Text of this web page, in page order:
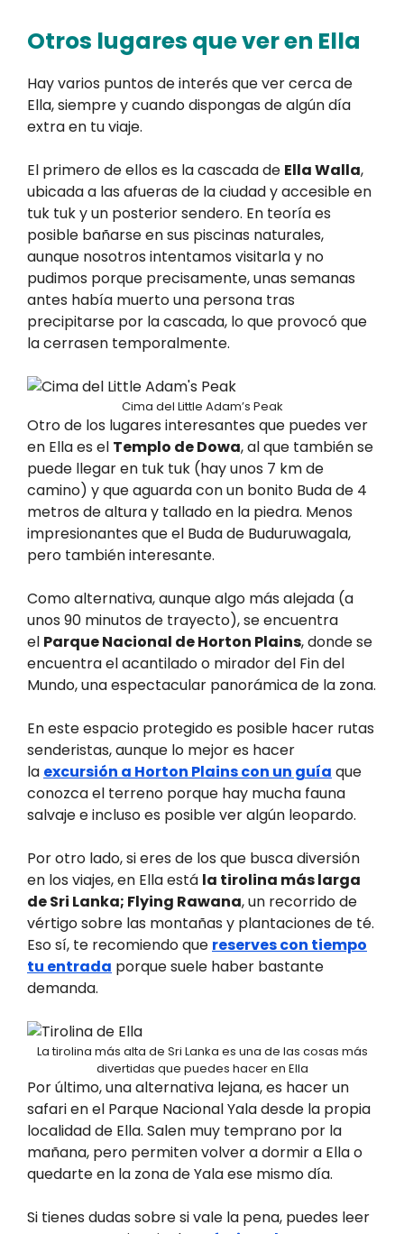
Otros lugares que ver en Ella
Hay varios puntos de interés que ver cerca de
Ella, siempre y cuando dispongas de algún día
extra en tu viaje.
El primero de ellos es la cascada de Ella Walla,
ubicada a las afueras de la ciudad y accesible en
tuk tuk y un posterior sendero. En teoría es
posible bañarse en sus piscinas naturales,
aunque nosotros intentamos visitarla y no
pudimos porque precisamente, unas semanas
antes había muerto una persona tras
precipitarse por la cascada, lo que provocó que
la cerrasen temporalmente.
Cima del Little Adam’s Peak
Otro de los lugares interesantes que puedes ver
en Ella es el Templo de Dowa, al que también se
puede llegar en tuk tuk (hay unos 7 km de
camino) y que aguarda con un bonito Buda de 4
metros de altura y tallado en la piedra. Menos
impresionantes que el Buda de Buduruwagala,
pero también interesante.
Como alternativa, aunque algo más alejada (a
unos 90 minutos de trayecto), se encuentra
el Parque Nacional de Horton Plains, donde se
encuentra el acantilado o mirador del Fin del
Mundo, una espectacular panorámica de la zona.
En este espacio protegido es posible hacer rutas
senderistas, aunque lo mejor es hacer
la excursión a Horton Plains con un guía que
conozca el terreno porque hay mucha fauna
salvaje e incluso es posible ver algún leopardo.
Por otro lado, si eres de los que busca diversión
en los viajes, en Ella está la tirolina más larga
de Sri Lanka; Flying Rawana, un recorrido de
vértigo sobre las montañas y plantaciones de té.
Eso sí, te recomiendo que reserves con tiempo
tu entrada porque suele haber bastante
demanda.
La tirolina más alta de Sri Lanka es una de las cosas más
divertidas que puedes hacer en Ella
Por último, una alternativa lejana, es hacer un
safari en el Parque Nacional Yala desde la propia
localidad de Ella. Salen muy temprano por la
mañana, pero permiten volver a dormir a Ella o
quedarte en la zona de Yala ese mismo día.
Si tienes dudas sobre si vale la pena, puedes leer